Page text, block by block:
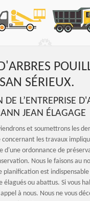
SÉRIEUX.
L’ENTREPRISE
JEAN ÉLAGAGE
et soumettrons les
les travaux
d'une ordonnance de
Nous le faisons au
planification est
élagués ou abattus. Si vous
à nous. Nous ne vous